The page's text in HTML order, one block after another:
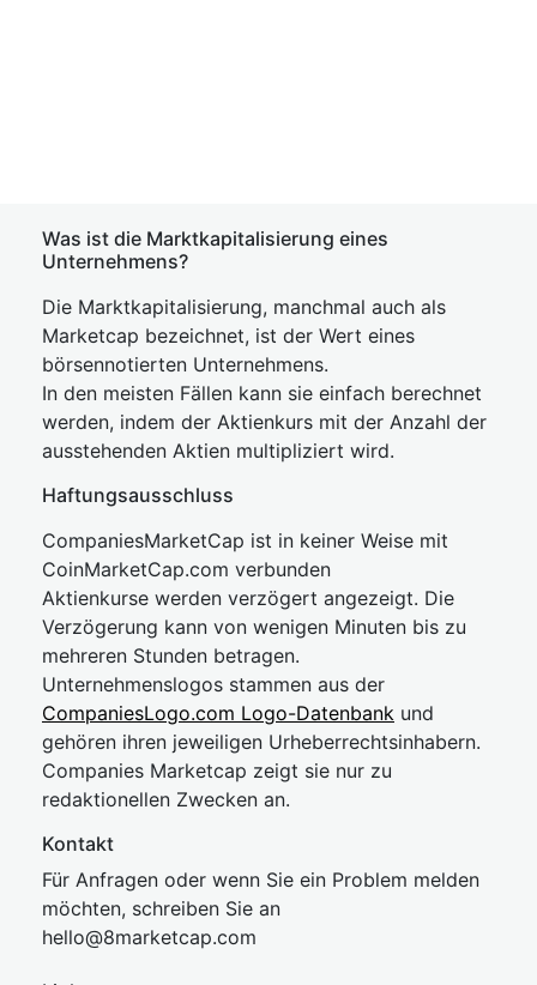
Was ist die Marktkapitalisierung eines
Unternehmens?
Die Marktkapitalisierung, manchmal auch als
Marketcap bezeichnet, ist der Wert eines
börsennotierten Unternehmens.
In den meisten Fällen kann sie einfach berechnet
werden, indem der Aktienkurs mit der Anzahl der
ausstehenden Aktien multipliziert wird.
Haftungsausschluss
CompaniesMarketCap ist in keiner Weise mit
CoinMarketCap.com verbunden
Aktienkurse werden verzögert angezeigt. Die
Verzögerung kann von wenigen Minuten bis zu
mehreren Stunden betragen.
Unternehmenslogos stammen aus der
CompaniesLogo.com Logo-Datenbank und
gehören ihren jeweiligen Urheberrechtsinhabern.
Companies Marketcap zeigt sie nur zu
redaktionellen Zwecken an.
Kontakt
Für Anfragen oder wenn Sie ein Problem melden
möchten, schreiben Sie an
hello@8marketcap.com